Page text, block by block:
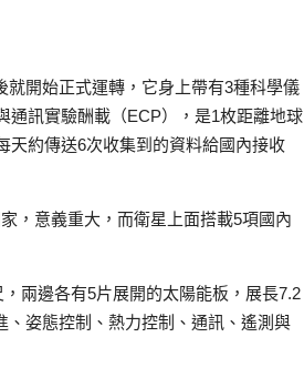
開始正式運轉，它身上帶有3種科學儀
通訊實驗酬載（ECP），是1枚距離地球
天約傳送6次收集到的資料給國內接收
，意義重大，而衛星上面搭載5項國內
兩邊各有5片展開的太陽能板，展長7.2
姿態控制、熱力控制、通訊、遙測與